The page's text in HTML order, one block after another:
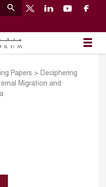
Papers > Deciphering
Migration and